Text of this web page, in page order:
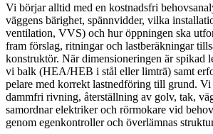
Vi börjar alltid med en kostnadsfri
väggens bärighet, spännvidder, vilka
ventilation, VVS) och hur öppningen ska
fram förslag, ritningar och lastberäkningar
konstruktör. När dimensioneringen är spikad
vi balk (HEA/HEB i stål eller limträ) samt
pelare med korrekt lastnedföring till grund. Vi
dammfri rivning, återställning av golv, tak,
samordnar elektriker och rörmokare vid
genom egenkontroller och överlämnas